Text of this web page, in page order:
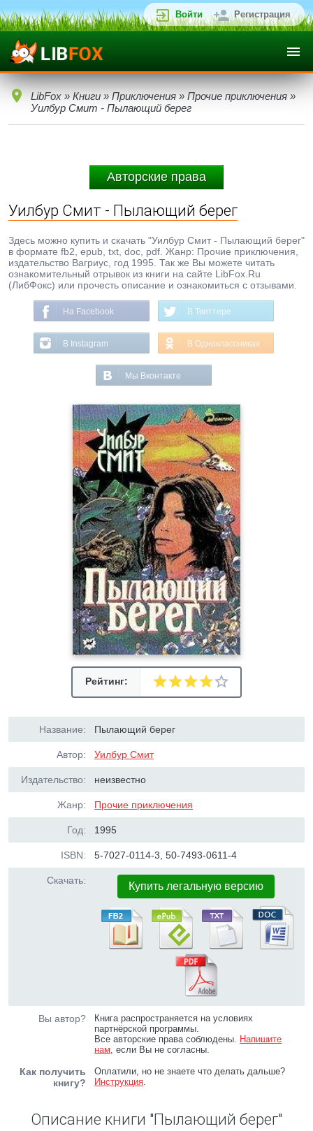
Войти Регистрация
LibFox » Книги » Приключения » Прочие приключения »
Уилбур Смит - Пылающий берег
Авторские права
Уилбур Смит - Пылающий берег
Здесь можно купить и скачать "Уилбур Смит - Пылающий берег"
в формате fb2, epub, txt, doc, pdf. Жанр: Прочие приключения,
издательство Вагриус, год 1995. Так же Вы можете читать
ознакомительный отрывок из книги на сайте LibFox.Ru
(ЛибФокс) или прочесть описание и ознакомиться с отзывами.
На Facebook В Твиттере
В Instagram В Одноклассниках
Мы Вконтакте
Рейтинг:
Название: Пылающий берег
Автор: Уилбур Смит
Издательство: неизвестно
Жанр: Прочие приключения
Год: 1995
ISBN: 5-7027-0114-3, 50-7493-0611-4
Скачать: Купить легальную версию
Вы автор?
Книга распространяется на условиях
партнёрской программы.
Все авторские права соблюдены. Напишите
нам, если Вы не согласны.
Как получить
книгу?
Оплатили, но не знаете что делать дальше?
Инструкция.
Описание книги "Пылающий берег"